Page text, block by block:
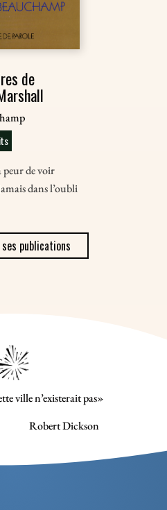
de
peur de voir
dans l’oubli
publications
ville n’existerait pas»
Dickson